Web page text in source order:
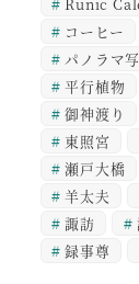
コーヒー
パノラマ
平行植物
御神渡り
東照宮
瀬戸大橋
羊太夫
諏訪
録事尊